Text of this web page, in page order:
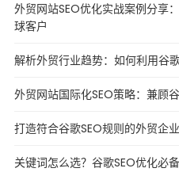
外贸网站SEO优化实战案例分享
球客户
解析外贸行业趋势：如何利用谷
外贸网站国际化SEO策略：兼顾
打造符合谷歌SEO规则的外贸企
关键词怎么选？谷歌SEO优化必